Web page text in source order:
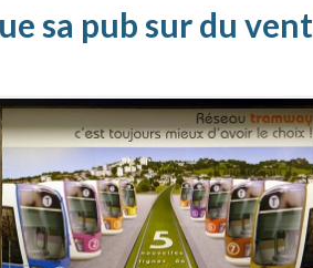
sa pub sur du vent